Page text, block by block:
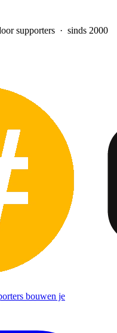
supporters · sinds 2000
bouwen je